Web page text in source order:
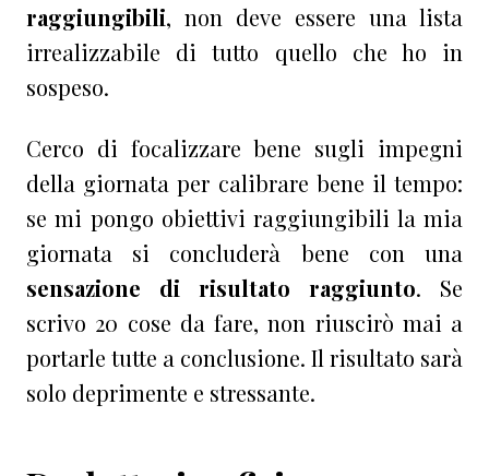
raggiungibili, non deve essere una lista
irrealizzabile di tutto quello che ho in
sospeso.
Cerco di focalizzare bene sugli impegni
della giornata per calibrare bene il tempo:
se mi pongo obiettivi raggiungibili la mia
giornata si concluderà bene con una
sensazione di risultato raggiunto. Se
scrivo 20 cose da fare, non riuscirò mai a
portarle tutte a conclusione. Il risultato sarà
solo deprimente e stressante.